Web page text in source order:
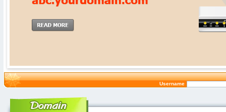
Username